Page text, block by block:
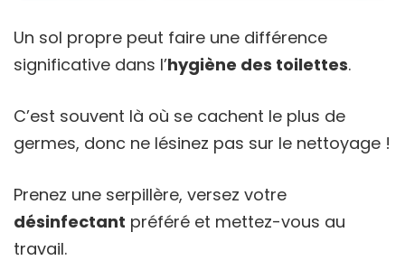
Un sol propre peut faire une différence
significative dans l’hygiène des toilettes.
C’est souvent là où se cachent le plus de
germes, donc ne lésinez pas sur le nettoyage !
Prenez une serpillère, versez votre
désinfectant préféré et mettez-vous au
travail.